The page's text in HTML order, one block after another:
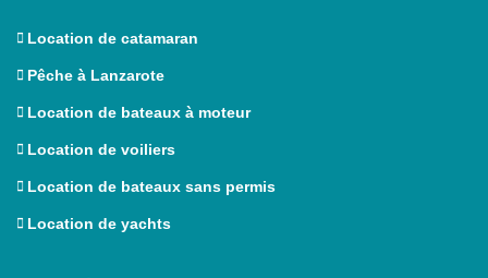
Location de catamaran
Pêche à Lanzarote
Location de bateaux à moteur
Location de voiliers
Location de bateaux sans permis
Location de yachts